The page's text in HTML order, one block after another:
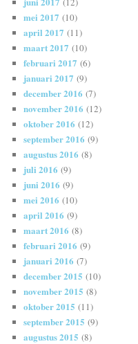
mei 2017 (10)
april 2017 (11)
maart 2017 (10)
februari 2017 (6)
januari 2017 (9)
december 2016 (7)
november 2016 (12)
oktober 2016 (12)
september 2016 (9)
augustus 2016 (8)
juli 2016 (9)
juni 2016 (9)
mei 2016 (10)
april 2016 (9)
maart 2016 (8)
februari 2016 (9)
januari 2016 (7)
december 2015 (10)
november 2015 (8)
oktober 2015 (11)
september 2015 (9)
augustus 2015 (8)